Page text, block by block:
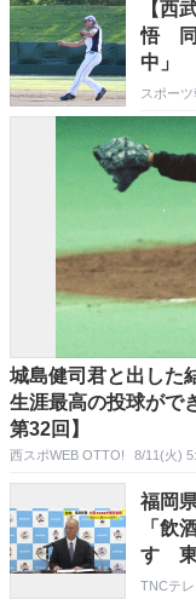
【西
悟 同
中」
スポーツ
城島健司君と出した
生涯最高の投球がで
第32回】
西スポWEB OTTO! 8/11(火)
福岡
「飲
す 東
TNCテ